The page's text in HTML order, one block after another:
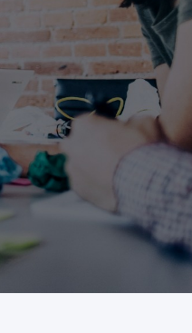
Przeprowadzanie
okulistycznych
leków i leczenie
/ Koordynatorka
i